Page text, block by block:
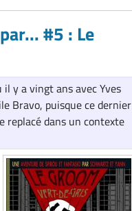
#5 : Le
y a vingt ans avec Yves
Bravo, puisque ce dernier
replacé dans un contexte